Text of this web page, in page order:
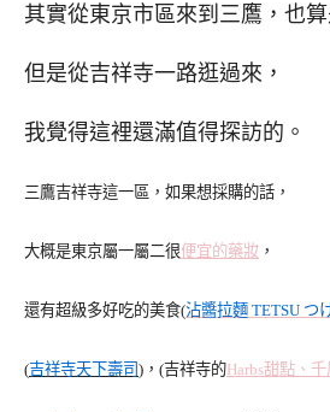
其實從東京市區來到三鷹，也算
但是從吉祥寺一路逛過來，
我覺得這裡還滿值得探訪的。
三鷹吉祥寺這一區，如果想採購的話，
大概是東京屬一屬二很便宜的藥妝 ，
還有超級多好吃的美食(沾醬拉麵 TETSU つ
(吉祥寺天下壽司)，(吉祥寺的Harbs甜點、